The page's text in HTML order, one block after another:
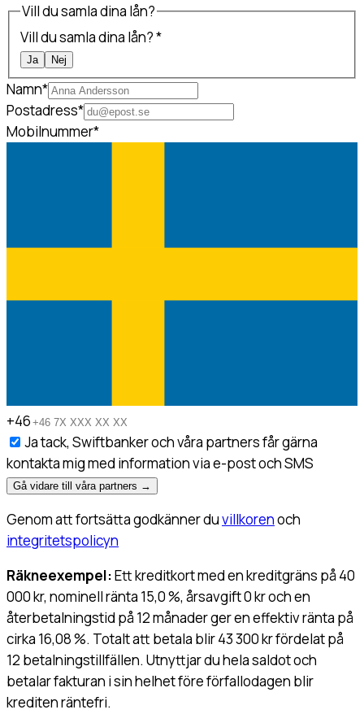
Vill du samla dina lån?
Vill du samla dina lån?*
Ja Nej
Namn*
Postadress*
Mobilnummer*
+46
Ja tack, Swiftbanker och våra partners får gärna
kontakta mig med information via e-post och SMS
Gå vidare till våra partners →
Genom att fortsätta godkänner duvillkorenoch
integritetspolicyn
Räkneexempel:Ett kreditkort med en kreditgräns på 40
000 kr, nominell ränta 15,0 %, årsavgift 0 kr och en
återbetalningstid på 12 månader ger en effektiv ränta på
cirka 16,08 %. Totalt att betala blir 43 300 kr fördelat på
12 betalningstillfällen. Utnyttjar du hela saldot och
betalar fakturan i sin helhet före förfallodagen blir
krediten räntefri.